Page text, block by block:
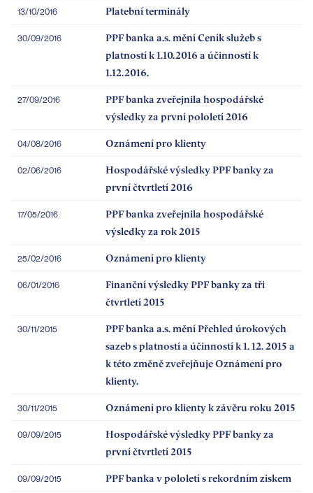
13/10/2016 Platební terminály
30/09/2016
PPF banka a.s. mění Ceník služeb s
platností k 1.10.2016 a účinností k
1.12.2016.
27/09/2016
PPF banka zveřejnila hospodářské
výsledky za první pololetí 2016
04/08/2016 Oznámení pro klienty
02/06/2016
Hospodářské výsledky PPF banky za
první čtvrtletí 2016
17/05/2016
PPF banka zveřejnila hospodářské
výsledky za rok 2015
25/02/2016 Oznámení pro klienty
06/01/2016
Finanční výsledky PPF banky za tři
čtvrtletí 2015
30/11/2015
PPF banka a.s. mění Přehled úrokových
sazeb s platností a účinností k 1. 12. 2015 a
k této změně zveřejňuje Oznámení pro
klienty.
30/11/2015 Oznámení pro klienty k závěru roku 2015
09/09/2015
Hospodářské výsledky PPF banky za
první čtvrtletí 2015
09/09/2015 PPF banka v pololetí s rekordním ziskem